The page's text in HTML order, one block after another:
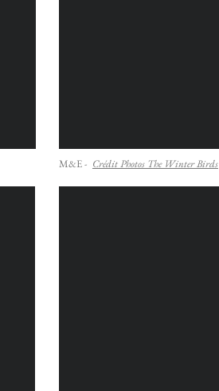
M&E - Crédit Photos The Winter Birds